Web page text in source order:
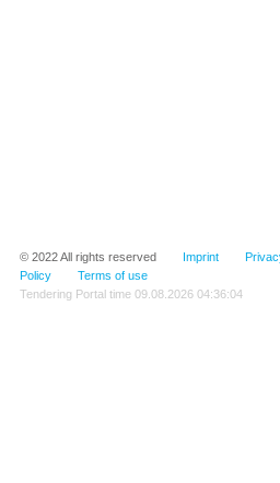
© 2022All rights reserved Imprint
Policy
Terms of use
Tendering Portal time 09.08.2026 04:36:04